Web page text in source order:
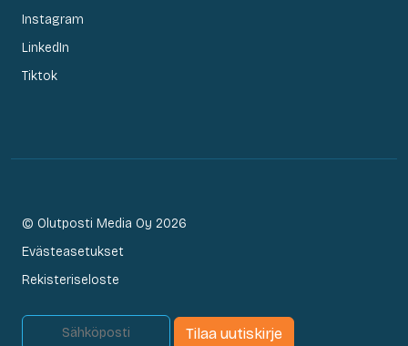
Instagram
LinkedIn
Tiktok
© Olutposti Media Oy 2026
Evästeasetukset
Rekisteriseloste
Tilaa uutiskirje